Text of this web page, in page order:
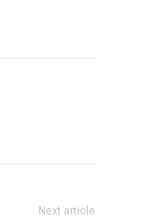
Next article